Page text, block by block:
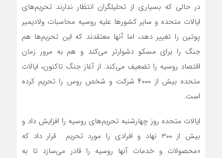
در حالی که بسیاری از تحلیلگران انتظار ندارند تحریم‌های
ایالات متحده و سایر کشورها علیه روسیه محاسبات ولادیمیر
پوتین را تغییر دهد، اما آنها معتقدند که این تحریم‌ها هم
جنگ را برای مسکو دشوارتر‌ می‌کند و هم به مرور زمان
اقتصاد روسیه را تضعیف‌ می‌کند. از آغاز جنگ تاکنون، ایالات
متحده بیش از ۴۰۰۰ شرکت و شخص روس را تحریم کرده
است.
ایالات متحده روز چهارشنبه تحریم‌های روسیه را افزایش داد و
بیش از ۳۰۰ نهاد و افرادی را مورد تحریم قرار داد که
«محصولات و خدمات آنها روسیه را قادر می‌سازد تا به